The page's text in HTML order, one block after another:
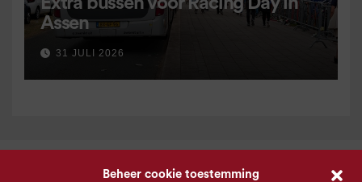
Beheer cookie toestemming
Assen
31 JULI 2026